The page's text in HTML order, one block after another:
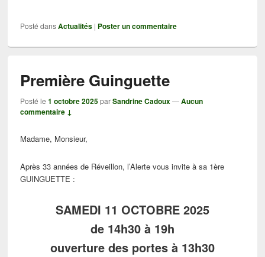
Posté dans Actualités | Poster un commentaire
Première Guinguette
Posté le1 octobre 2025 parSandrine Cadoux —Aucun
commentaire ↓
Madame, Monsieur,
Après 33 années de Réveillon, l’Alerte vous invite à sa 1ère
GUINGUETTE :
SAMEDI 11 OCTOBRE 2025
de 14h30 à 19h
ouverture des portes à 13h30